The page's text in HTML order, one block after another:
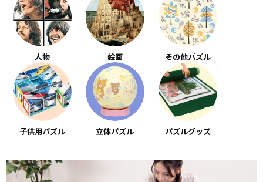
人物 絵画 その他パズル
子供用パズル 立体パズル パズルグッズ